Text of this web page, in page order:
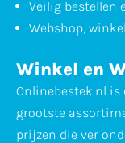
Veilig bestellen
Webshop,
Winkel en
Onlinebestek.nl
grootste
prijzen die ver